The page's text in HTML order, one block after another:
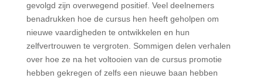
gevolgd zijn overwegend positief. Veel deelnemers
benadrukken hoe de cursus hen heeft geholpen om
nieuwe vaardigheden te ontwikkelen en hun
zelfvertrouwen te vergroten. Sommigen delen verhalen
over hoe ze na het voltooien van de cursus promotie
hebben gekregen of zelfs een nieuwe baan hebben